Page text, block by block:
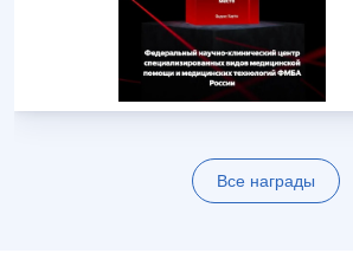
Все награды